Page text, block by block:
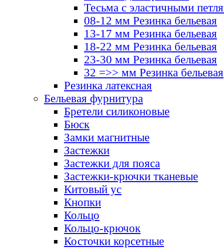
Тесьма с эластичными
08-12 мм Резинка бельевая
13-17 мм Резинка бельевая
18-22 мм Резинка бельевая
23-30 мм Резинка бельевая
32 =>> мм Резинка бельевая
Резинка латексная
Бельевая фурнитура
Бретели силиконовые
Бюск
Замки магнитные
Застежки
Застежки для пояса
Застежки-крючки тканевые
Китовый ус
Кнопки
Кольцо
Кольцо-крючок
Косточки корсетные